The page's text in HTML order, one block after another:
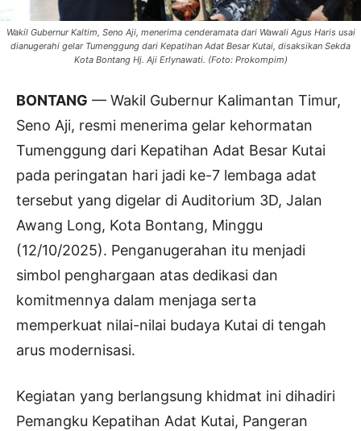
Wakil Gubernur Kaltim, Seno Aji, menerima cenderamata dari Wawali Agus Haris usai
dianugerahi gelar Tumenggung dari Kepatihan Adat Besar Kutai, disaksikan Sekda
Kota Bontang Hj. Aji Erlynawati. (Foto: Prokompim)
BONTANG — Wakil Gubernur Kalimantan Timur,
Seno Aji, resmi menerima gelar kehormatan
Tumenggung dari Kepatihan Adat Besar Kutai
pada peringatan hari jadi ke-7 lembaga adat
tersebut yang digelar di Auditorium 3D, Jalan
Awang Long, Kota Bontang, Minggu
(12/10/2025). Penganugerahan itu menjadi
simbol penghargaan atas dedikasi dan
komitmennya dalam menjaga serta
memperkuat nilai-nilai budaya Kutai di tengah
arus modernisasi.
Kegiatan yang berlangsung khidmat ini dihadiri
Pemangku Kepatihan Adat Kutai, Pangeran